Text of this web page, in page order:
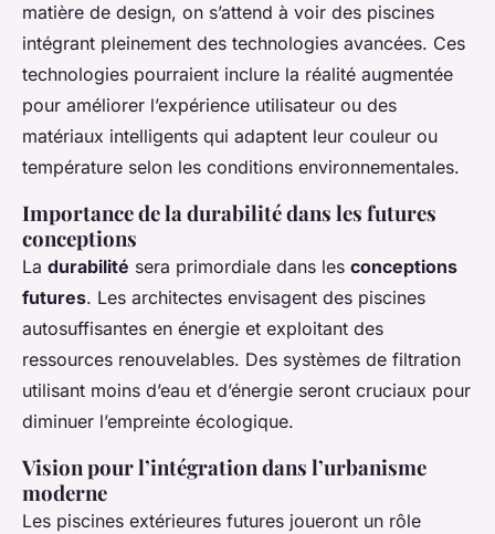
matière de design, on s’attend à voir des piscines
intégrant pleinement des technologies avancées. Ces
technologies pourraient inclure la réalité augmentée
pour améliorer l’expérience utilisateur ou des
matériaux intelligents qui adaptent leur couleur ou
température selon les conditions environnementales.
Importance de la durabilité dans les futures
conceptions
La durabilité sera primordiale dans les conceptions
futures. Les architectes envisagent des piscines
autosuffisantes en énergie et exploitant des
ressources renouvelables. Des systèmes de filtration
utilisant moins d’eau et d’énergie seront cruciaux pour
diminuer l’empreinte écologique.
Vision pour l’intégration dans l’urbanisme
moderne
Les piscines extérieures futures joueront un rôle